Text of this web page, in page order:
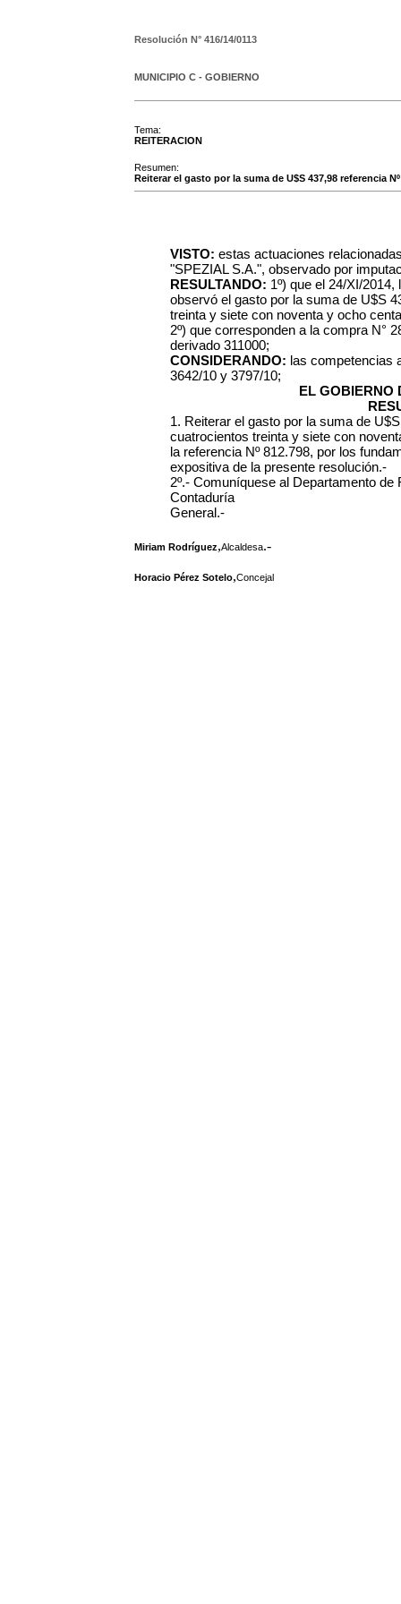
Resolución N° 416/14/0113
MUNICIPIO C - GOBIERNO
Tema:
REITERACION
Resumen:
Reiterar el gasto por la suma de U$S 437,98 referencia
VISTO: estas actuaciones
"SPEZIAL S.A.", observado por
RESULTANDO: 1º) que el 24/XI/
observó el gasto por la suma de U$S
treinta y siete con noventa y ocho
2º) que corresponden a la compra N°
derivado 311000;
CONSIDERANDO: las competencias
3642/10 y 3797/10;
EL GOBIERNO
1. Reiterar el gasto por la suma de
cuatrocientos treinta y siete con
la referencia Nº 812.798, por los
expositiva de la presente resolución.-
2º.- Comuníquese al Departamento
Contaduría
General.-
Miriam Rodríguez,Alcaldesa.-
Horacio Pérez Sotelo,Concejal